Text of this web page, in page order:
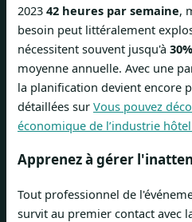
2023 42 heures par semaine,
besoin peut littéralement
nécessitent souvent jusqu'à
moyenne annuelle. Avec une
la planification devient encore
détaillées sur Vous pouvez
économique de l’industrie
Apprenez à gérer
Tout professionnel de
survit au premier contact avec